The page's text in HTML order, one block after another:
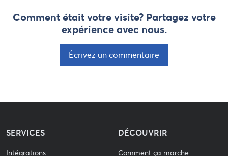
Comment était votre visite? Partagez votre
expérience avec nous.
Écrivez un commentaire
SERVICES
Intégrations
DÉCOUVRIR
Comment ça marche